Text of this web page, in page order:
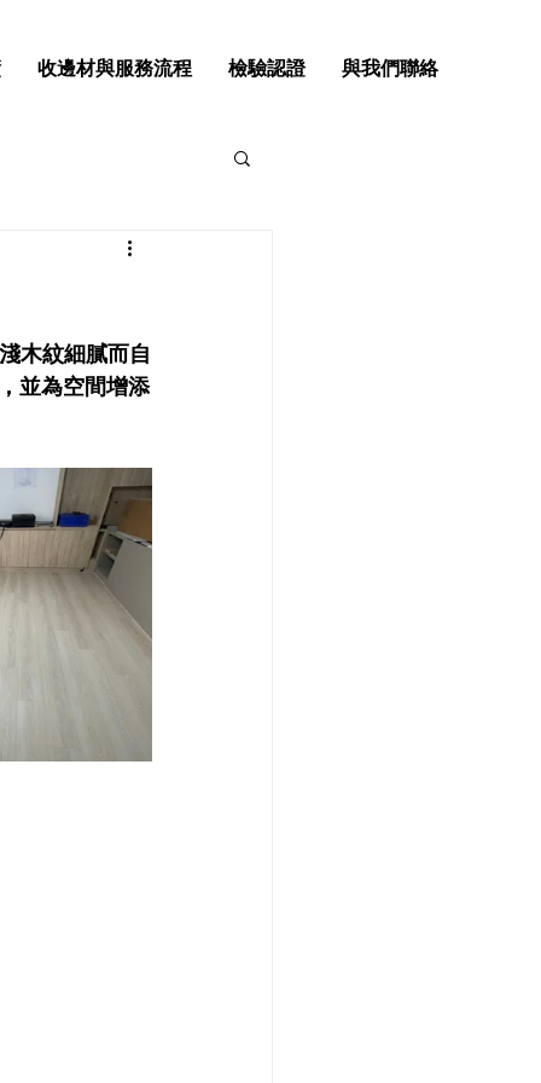
收邊材與服務流程 檢驗認證 與我們聯絡
木紋細膩而自
並為空間增添